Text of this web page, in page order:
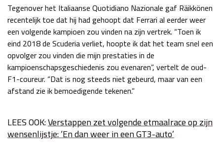
GP QATAR 2026 27 - 29 nov
Kwalificatie
za 19:00 - 20:00
Race
zo 17:00 - 19:00
Tegenover het Italiaanse Quotidiano Nazionale gaf Räikkönen
recentelijk toe dat hij had gehoopt dat Ferrari al eerder weer
een volgende kampioen zou vinden na zijn vertrek. “Toen ik
eind 2018 de Scuderia verliet, hoopte ik dat het team snel een
opvolger zou vinden die mijn prestaties in de
kampioenschapsgeschiedenis zou evenaren”, vertelt de oud-
F1-coureur. “Dat is nog steeds niet gebeurd, maar van een
afstand zie ik bemoedigende tekenen.”
LEES OOK:Verstappen zet volgende etmaalrace op zijn
wensenlijstje: ‘En dan weer in een GT3-auto’